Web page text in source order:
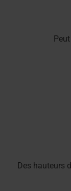
Des hauteurs